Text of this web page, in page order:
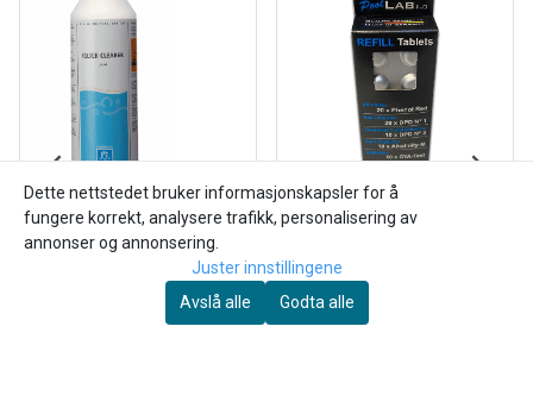
SpaCare
SpaCare Filter Cleaner,
tabletter
168,-
Dette nettstedet bruker informasjonskapsler for å
fungere korrekt, analysere trafikk, personalisering av
annonser og annonsering.
Juster innstillingene
Avslå alle
Godta alle